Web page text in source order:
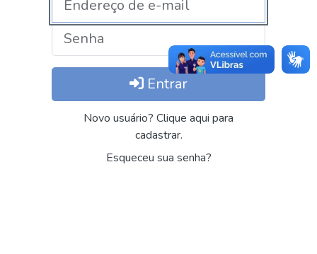
Entrar
Novo usuário? Clique aqui para
cadastrar.
Esqueceu sua senha?